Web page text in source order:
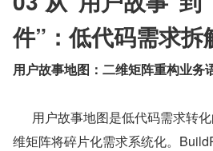
件”：低代码需求拆
用户故事地图：二维矩阵重构业务
维矩阵将碎片化需求系统化。